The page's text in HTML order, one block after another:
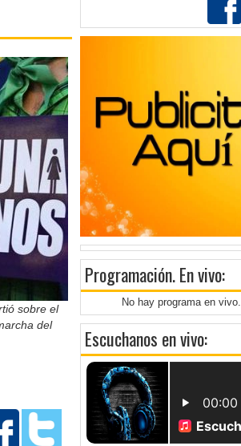
sobre el
del
Programación. En vivo:
No hay programa en vivo.
Escuchanos en vivo: